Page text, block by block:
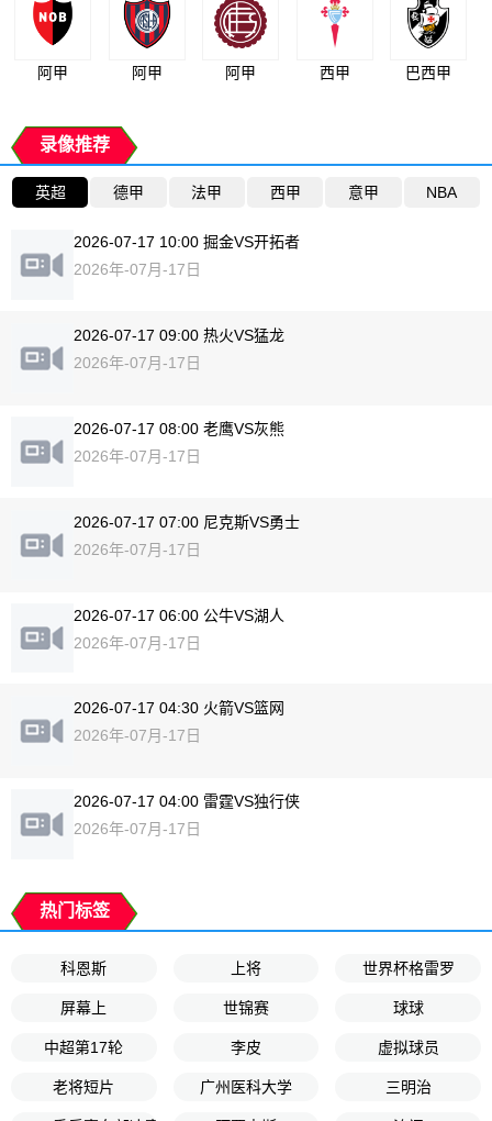
阿甲 阿甲 阿甲 西甲 巴西甲
录像推荐
英超 德甲 法甲 西甲 意甲 NBA
2026-07-17 10:00 掘金VS开拓者
2026年-07月-17日
2026-07-17 09:00 热火VS猛龙
2026年-07月-17日
2026-07-17 08:00 老鹰VS灰熊
2026年-07月-17日
2026-07-17 07:00 尼克斯VS勇士
2026年-07月-17日
2026-07-17 06:00 公牛VS湖人
2026年-07月-17日
2026-07-17 04:30 火箭VS篮网
2026年-07月-17日
2026-07-17 04:00 雷霆VS独行侠
2026年-07月-17日
热门标签
科恩斯 上将 世界杯格雷罗
屏幕上 世锦赛 球球
中超第17轮 李皮 虚拟球员
老将短片 广州医科大学 三明治